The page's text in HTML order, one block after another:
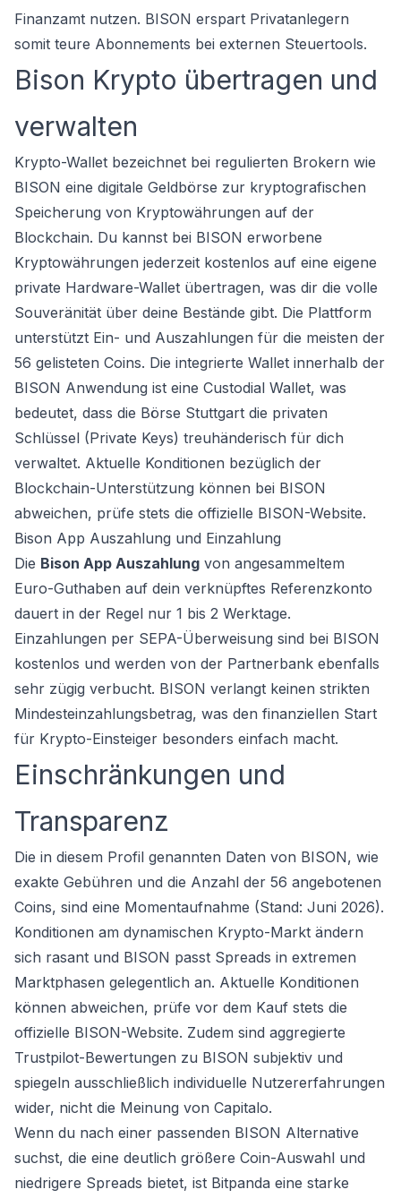
Finanzamt nutzen. BISON erspart Privatanlegern
somit teure Abonnements bei externen Steuertools.
Bison Krypto übertragen und
verwalten
Krypto-Wallet bezeichnet bei regulierten Brokern wie
BISON eine digitale Geldbörse zur kryptografischen
Speicherung von Kryptowährungen auf der
Blockchain. Du kannst bei BISON erworbene
Kryptowährungen jederzeit kostenlos auf eine eigene
private Hardware-Wallet übertragen, was dir die volle
Souveränität über deine Bestände gibt. Die Plattform
unterstützt Ein- und Auszahlungen für die meisten der
56 gelisteten Coins. Die integrierte Wallet innerhalb der
BISON Anwendung ist eine Custodial Wallet, was
bedeutet, dass die Börse Stuttgart die privaten
Schlüssel (Private Keys) treuhänderisch für dich
verwaltet. Aktuelle Konditionen bezüglich der
Blockchain-Unterstützung können bei BISON
abweichen, prüfe stets die offizielle BISON-Website.
Bison App Auszahlung und Einzahlung
Die Bison App Auszahlung von angesammeltem
Euro-Guthaben auf dein verknüpftes Referenzkonto
dauert in der Regel nur 1 bis 2 Werktage.
Einzahlungen per SEPA-Überweisung sind bei BISON
kostenlos und werden von der Partnerbank ebenfalls
sehr zügig verbucht. BISON verlangt keinen strikten
Mindesteinzahlungsbetrag, was den finanziellen Start
für Krypto-Einsteiger besonders einfach macht.
Einschränkungen und
Transparenz
Die in diesem Profil genannten Daten von BISON, wie
exakte Gebühren und die Anzahl der 56 angebotenen
Coins, sind eine Momentaufnahme (Stand: Juni 2026).
Konditionen am dynamischen Krypto-Markt ändern
sich rasant und BISON passt Spreads in extremen
Marktphasen gelegentlich an. Aktuelle Konditionen
können abweichen, prüfe vor dem Kauf stets die
offizielle BISON-Website. Zudem sind aggregierte
Trustpilot-Bewertungen zu BISON subjektiv und
spiegeln ausschließlich individuelle Nutzererfahrungen
wider, nicht die Meinung von Capitalo.
Wenn du nach einer passenden BISON Alternative
suchst, die eine deutlich größere Coin-Auswahl und
niedrigere Spreads bietet, ist Bitpanda eine starke